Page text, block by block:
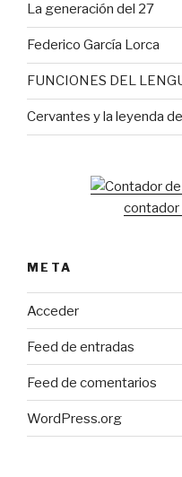
La generación del 27
Federico García Lorca
FUNCIONES DEL
Cervantes y la leyenda
contador
META
Acceder
Feed de entradas
Feed de comentarios
WordPress.org